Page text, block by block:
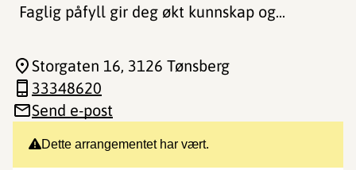
Faglig påfyll gir deg økt kunnskap og...
Dette arrangementet har vært.
Storgaten 16, 3126 Tønsberg
33348620
Send e-post